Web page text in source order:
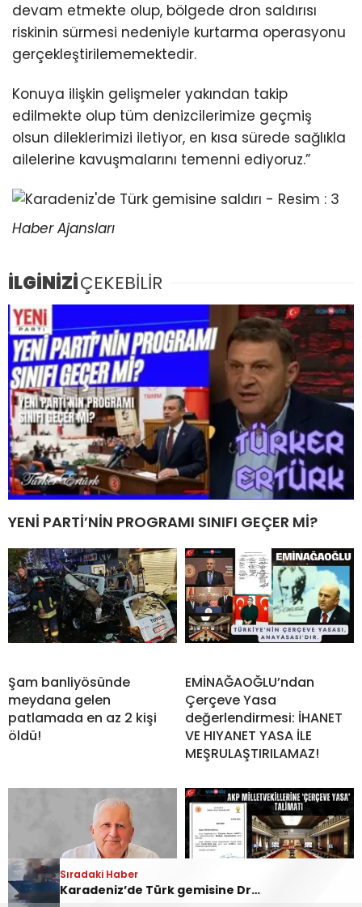
Sıradaki Haber
Karadeniz’de Türk gemisine Dron saldırısı!
devam etmekte olup, bölgede dron saldırısı
riskinin sürmesi nedeniyle kurtarma operasyonu
gerçekleştirilememektedir.
Konuya ilişkin gelişmeler yakından takip
edilmekte olup tüm denizcilerimize geçmiş
olsun dileklerimizi iletiyor, en kısa sürede sağlıkla
ailelerine kavuşmalarını temenni ediyoruz.”
Haber Ajansları
İLGİNİZİÇEKEBİLİR
YENİ PARTİ’NİN PROGRAMI SINIFI GEÇER Mİ?
Şam banliyösünde
meydana gelen
patlamada en az 2 kişi
öldü!
EMİNAĞAOĞLU’ndan
Çerçeve Yasa
değerlendirmesi: İHANET
VE HIYANET YASA İLE
MEŞRULAŞTIRILAMAZ!